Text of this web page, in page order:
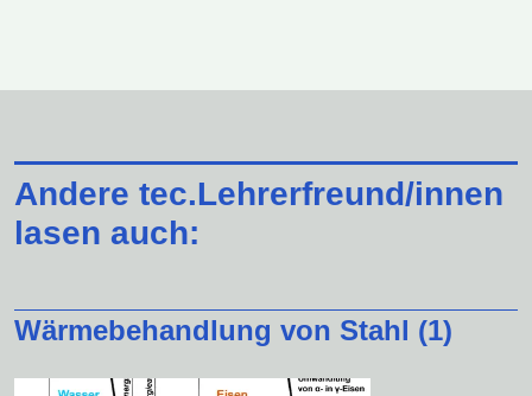
Andere tec.Lehrerfreund/innen
lasen auch:
Wärmebehandlung von Stahl (1)